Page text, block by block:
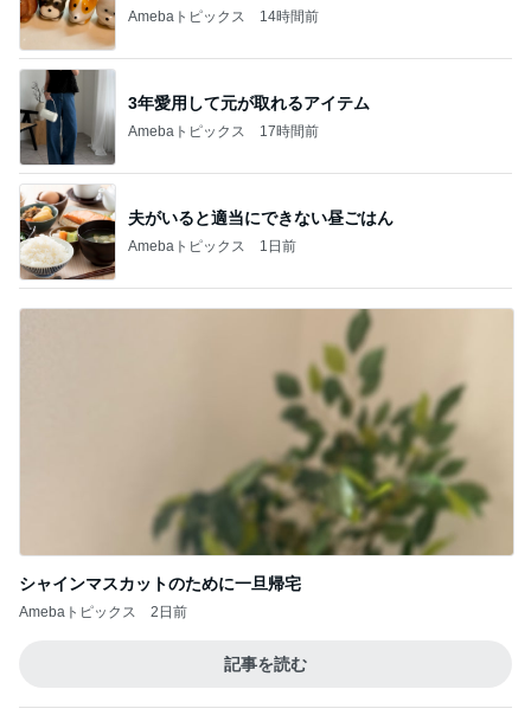
Amebaトピックス 14時間前
3年愛用して元が取れるアイテム
Amebaトピックス 17時間前
夫がいると適当にできない昼ごはん
Amebaトピックス 1日前
シャインマスカットのために一旦帰宅
Amebaトピックス 2日前
記事を読む